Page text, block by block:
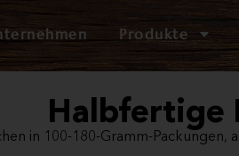
Produkte
Halbfertige
in 100-180-Gramm-